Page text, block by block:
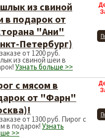
из свиной
в подарок от
"Ани"
Петербург)
от 1200 руб.
из свиной шеи в
Узнать больше >>
с мясом в
от "Фарн"
от 1300 руб. Пирог с
в подарок! Узнать
>>